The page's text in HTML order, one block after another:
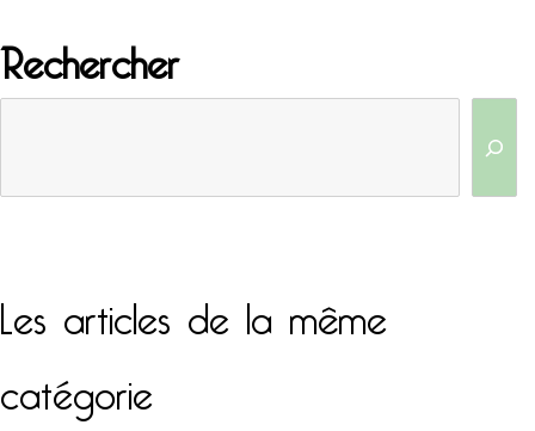
Rechercher
Les articles de la même
catégorie